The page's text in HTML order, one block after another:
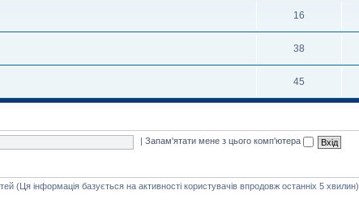
16
38
45
|Запам'ятати мене з цього комп'ютера
(Ця інформація базується на активності користувачів впродовж останніх 5 хвилин)